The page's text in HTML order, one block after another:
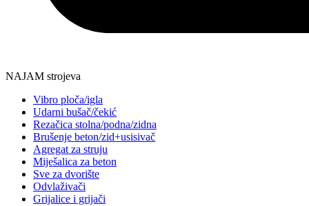
NAJAM strojeva
Vibro ploča/igla
Udarni bušač/čekić
Rezačica stolna/podna/zidna
Brušenje beton/zid+usisivač
Agregat za struju
Miješalica za beton
Sve za dvorište
Odvlaživači
Grijalice i grijači